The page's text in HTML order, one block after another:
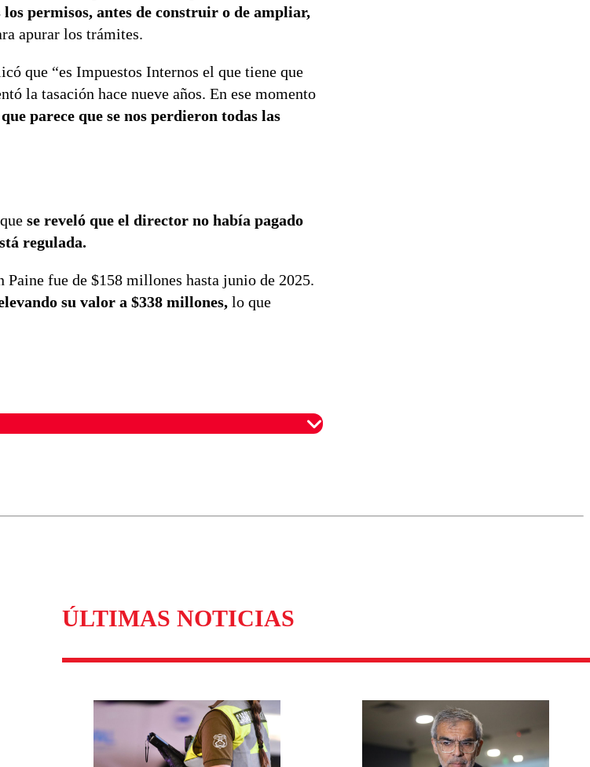
permisos, antes de construir o de ampliar,
apurar los trámites.
que “es Impuestos Internos el que tiene que
la tasación hace nueve años. En ese momento
parece que se nos perdieron todas las
se reveló que el director no había pagado
regulada.
fue de $158 millones hasta junio de 2025.
su valor a $338 millones, lo que
ÚLTIMAS NOTICIAS